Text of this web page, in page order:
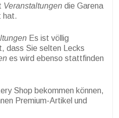
Veranstaltungen die Garena
hat.
Es ist völlig
dass Sie selten Lecks
es wird ebenso stattfinden
Shop bekommen können,
Premium-Artikel und